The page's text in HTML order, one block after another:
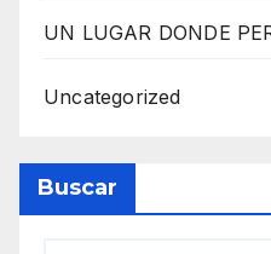
UN LUGAR DONDE
Uncategorized
Buscar